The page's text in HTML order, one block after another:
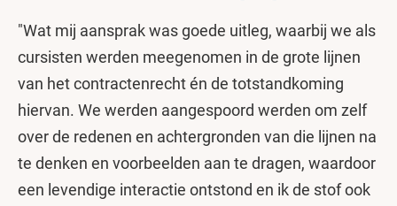
"Wat mij aansprak was goede uitleg, waarbij we als
cursisten werden meegenomen in de grote lijnen
van het contractenrecht én de totstandkoming
hiervan. We werden aangespoord werden om zelf
over de redenen en achtergronden van die lijnen na
te denken en voorbeelden aan te dragen, waardoor
een levendige interactie ontstond en ik de stof ook